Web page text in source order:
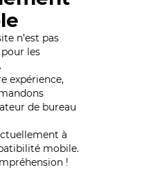
n’est pas
les
expérience,
de bureau
à
mobile.
!